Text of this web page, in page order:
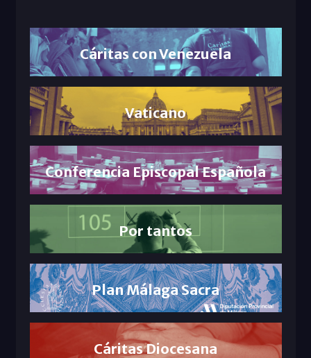
Cáritas con Venezuela
Vaticano
Conferencia Episcopal Española
Por tantos
Plan Málaga Sacra
Cáritas Diocesana